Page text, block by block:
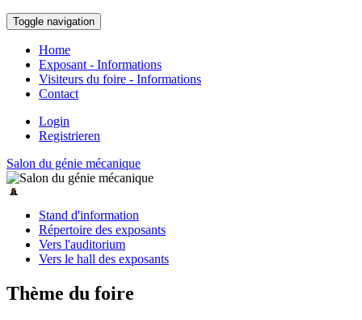
Toggle navigation
Home
Exposant - Informations
Visiteurs du foire - Informations
Contact
Login
Registrieren
Salon du génie mécanique
Stand d'information
Répertoire des exposants
Vers l'auditorium
Vers le hall des exposants
Thème du foire